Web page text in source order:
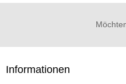
Informationen